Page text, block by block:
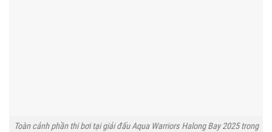
Toàn cảnh phần thi bơi tại giải đấu Aqua Warriors Halong Bay 2025 trong